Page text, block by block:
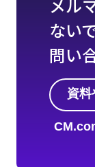
メル
ない
問い
資料や料金などを問い合わ
CM.comのメール配信システム